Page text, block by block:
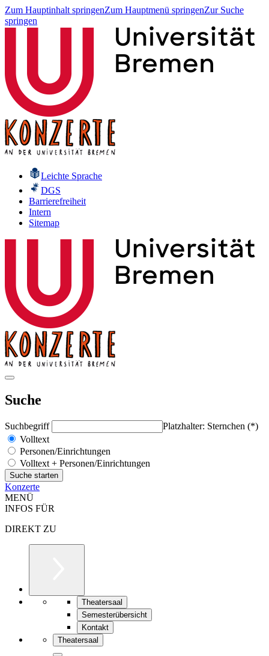
Zum Hauptinhalt springenZum Hauptmenü springenZur Suche
springen
Leichte Sprache
DGS
Barrierefreiheit
Intern
Sitemap
Suche
Suchbegriff
Platzhalter: Sternchen (*)
Volltext
Personen/Einrichtungen
Volltext + Personen/Einrichtungen
Konzerte
MENÜ
INFOS FÜR
DIREKT ZU
Theatersaal
Semesterübersicht
Kontakt
Theatersaal